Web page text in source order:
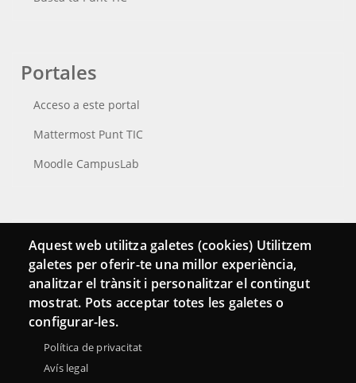
Portales
Acceso a este portal
Mattermost Punt TIC
Moodle CampusLab
Conecta
Contacto
Hemeroteca
Aquest web utilitza galetes (cookies) Utilitzem
galetes per oferir-te una millor experiència,
analitzar el trànsit i personalitzar el contingut
mostrat. Pots acceptar totes les galetes o
configurar-les.
Política de privacitat
Avís legal